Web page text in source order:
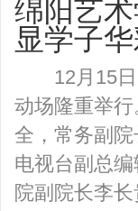
绵阳艺
显学子
12月15日
动场隆重举
全，常务副
电视台副总
院副院长李